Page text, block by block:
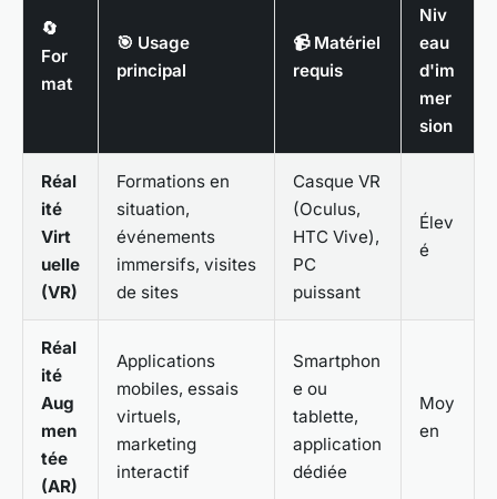
🔄
For
mat
🎯 Usage
principal
📹 Matériel
requis
Niv
eau
d'im
mer
sion
Réal
ité
Virt
uelle
(VR)
Formations en
situation,
événements
immersifs, visites
de sites
Casque VR
(Oculus,
HTC Vive),
PC
puissant
Élev
é
Réal
ité
Aug
men
tée
(AR)
Applications
mobiles, essais
virtuels,
marketing
interactif
Smartphon
e ou
tablette,
application
dédiée
Moy
en